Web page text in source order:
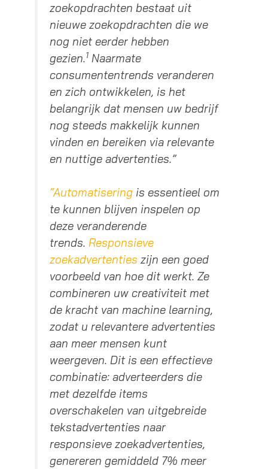
zoekopdrachten bestaat uit
nieuwe zoekopdrachten die we
nog niet eerder hebben
gezien.1 Naarmate
consumententrends veranderen
en zich ontwikkelen, is het
belangrijk dat mensen uw bedrijf
nog steeds makkelijk kunnen
vinden en bereiken via relevante
en nuttige advertenties.”
“Automatisering is essentieel om
te kunnen blijven inspelen op
deze veranderende
trends.Responsieve
zoekadvertenties zijn een goed
voorbeeld van hoe dit werkt. Ze
combineren uw creativiteit met
de kracht van machine learning,
zodat u relevantere advertenties
aan meer mensen kunt
weergeven. Dit is een effectieve
combinatie: adverteerders die
met dezelfde items
overschakelen van uitgebreide
tekstadvertenties naar
responsieve zoekadvertenties,
genereren gemiddeld 7% meer